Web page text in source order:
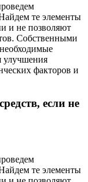
те элементы
и не позволяют
Собственными
улучшения
факторов и
если не
те элементы